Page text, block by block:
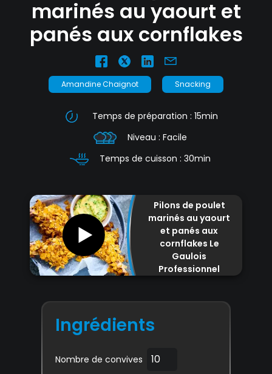
marinés au yaourt et
panés aux cornflakes
Amandine Chaignot Snacking
Temps de préparation : 15min
Niveau : Facile
Temps de cuisson : 30min
Pilons de poulet
marinés au yaourt
et panés aux
cornflakes Le
Gaulois
Professionnel
Ingrédients
Nombre de convives